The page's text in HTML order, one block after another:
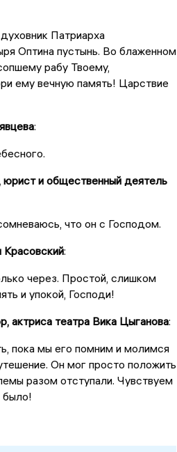
Патриарха
Оптина пустынь. Во блаженном
рабу Твоему,
ему вечную память! Царствие
:
и общественный деятель
что он с Господом.
:
через. Простой, слишком
и упокой, Господи!
актриса театра Вика Цыганова:
пока мы его помним и молимся
Он мог просто положить
разом отступали. Чувствуем
было!